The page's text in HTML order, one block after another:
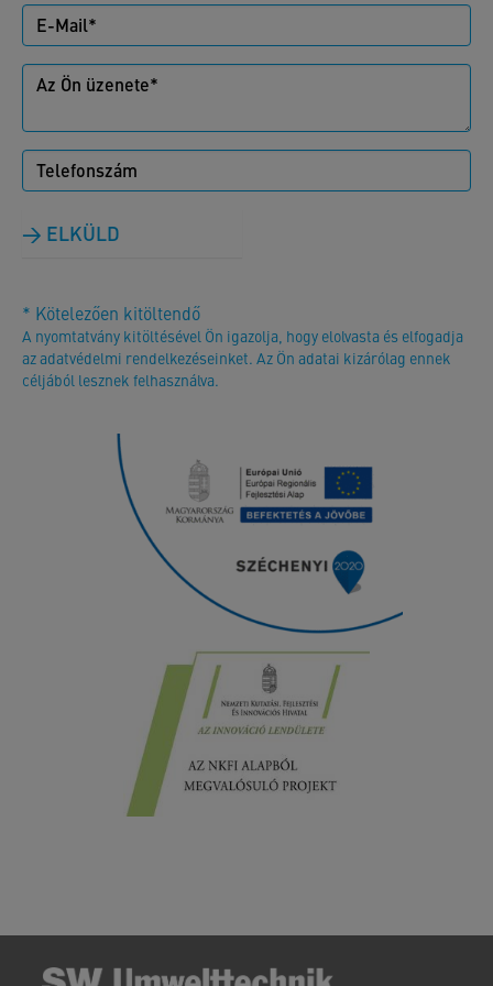
ELKÜLD
* Kötelezően kitöltendő
A nyomtatvány kitöltésével Ön igazolja, hogy elolvasta és elfogadja
az adatvédelmi rendelkezéseinket. Az Ön adatai kizárólag ennek
céljából lesznek felhasználva.